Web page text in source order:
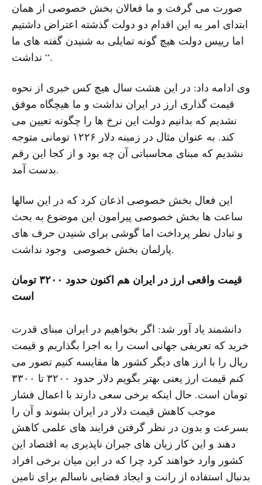
صورت می گرفت و ما فعالان بخش خصوصی از همان
ابتدای امر به این اقدام دو دولت گذشته اعتراض داشتیم
اما رییس دولت هیچ گونه تمایلی به شنیدن گفته های ما
نداشت “.
وی ادامه داد: در این هشت سال هیچ کس خبری از نحوه
قیمت گذاری ارز در ایران نداشت و ما هیچگاه موفق
نشدیم که بدانیم دولت این نرخ ها را چگونه تعیین می
کند. به عنوان مثال در زمینه دلار ۱۲۲۶ تومانی متوجه
نشدیم که مبنای محاسباتی آن چه بود و از کجا این رقم
بدست آمد.
این فعال بخش خصوصی اذعان کرد که در این سالها
ساعت ها بخش خصوصی پیرامون این موضوع به بحث
و تبادل نظر پرداخت اما گوشی برای شنیدن حرف های
پارلمان بخش خصوصی وجود نداشت.
قیمت واقعی ارز در ایران هم اکنون حدود ۳۲۰۰ تومان
است
دانشمند یاد آور شد: اگر بخواهیم در ایران مبنای قدرت
خرید که تعریفی جهانی است را به اجرا بگذاریم و قیمت
ریال را با ارز های دیگر کشور ها مقایسه کنیم تصور می
کنم قیمت ارز یعنی بهتر بگویم دلار حدود ۳۲۰۰ تا ۳۳۰۰
تومان است. حال اینکه برخی سعی دارند با اعمال فشار
موجب کاهش قیمت دلار در ایران بشوند و آن را
بسرعت و بدون در نظر گرفتن فرایند های علمی کاهش
دهند و این کار زیان های جبران ناپذیری به اقتصاد این
کشور وارد خواهند کرد چرا که در این میان برخی افراد
بدنبال استفاده از رانت و ایجاد فضایی ناسالم برای تامین